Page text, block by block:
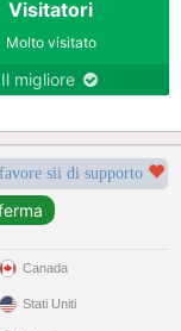
Visitatori
Molto visitato
Il migliore
sii di supporto
Canada
Stati Uniti